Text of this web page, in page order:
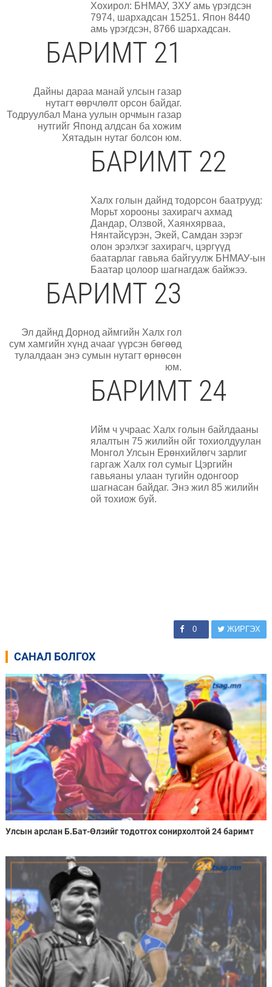
Хохирол: БНМАУ, ЗХУ амь үрэгдсэн
7974, шархадсан 15251. Япон 8440
амь үрэгдсэн, 8766 шархадсан.
БАРИМТ 21
Дайны дараа манай улсын газар
нутагт өөрчлөлт орсон байдаг.
Тодруулбал Мана уулын орчмын газар
нутгийг Японд алдсан ба хожим
Хятадын нутаг болсон юм.
БАРИМТ 22
Халх голын дайнд тодорсон баатрууд:
Морьт хорооны захирагч ахмад
Дандар, Олзвой, Хаянхярваа,
Нянтайсүрэн, Экей, Самдан зэрэг
олон эрэлхэг захирагч, цэргүүд
баатарлаг гавьяа байгуулж БНМАУ-ын
Баатар цолоор шагнагдаж байжээ.
БАРИМТ 23
Эл дайнд Дорнод аймгийн Халх гол
сум хамгийн хүнд ачааг үүрсэн бөгөөд
тулалдаан энэ сумын нутагт өрнөсөн
юм.
БАРИМТ 24
Ийм ч учраас Халх голын байлдааны
ялалтын 75 жилийн ойг тохиолдуулан
Монгол Улсын Ерөнхийлөгч зарлиг
гаргаж Халх гол сумыг Цэргийн
гавьяаны улаан тугийн одонгоор
шагнасан байдаг. Энэ жил 85 жилийн
ой тохиож буй.
0 ЖИРГЭХ
САНАЛ БОЛГОХ
Улсын арслан Б.Бат-Өлзийг тодотгох сонирхолтой 24 баримт